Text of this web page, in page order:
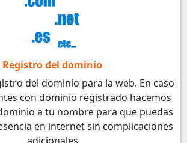
Registro del dominio
del dominio para la web. En caso
con dominio registrado hacemos
a tu nombre para que puedas
en internet sin complicaciones